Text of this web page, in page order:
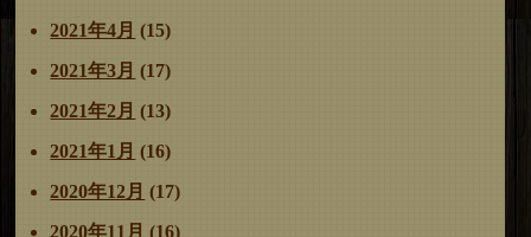
2021年4月 (15)
2021年3月 (17)
2021年2月 (13)
2021年1月 (16)
2020年12月 (17)
2020年11月 (16)